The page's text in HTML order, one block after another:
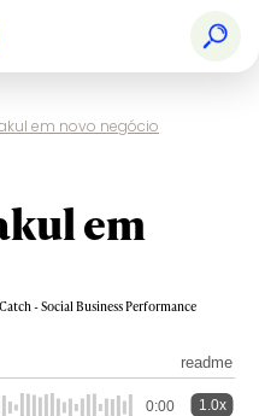
em novo negócio
em
- Social Business Performance
readme
0:00 1.0x